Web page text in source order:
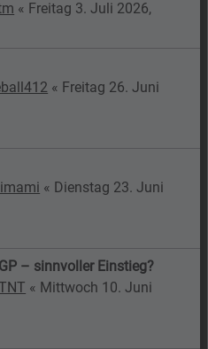
« Freitag 3. Juli 2026,
« Freitag 26. Juni
« Dienstag 23. Juni
– sinnvoller Einstieg?
« Mittwoch 10. Juni